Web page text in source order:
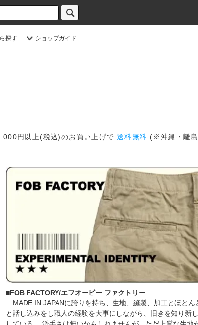
探す ショップガイド
円以上(税込)のお買い上げで 送料無料 (※沖縄・離島
■FOB FACTORY/エフオービー ファクトリー
MADE IN JAPANに誇りを持ち、生地、縫製、加工とほとん
と話し込みをし職人の経験を大事にしながら、旧きを知り新